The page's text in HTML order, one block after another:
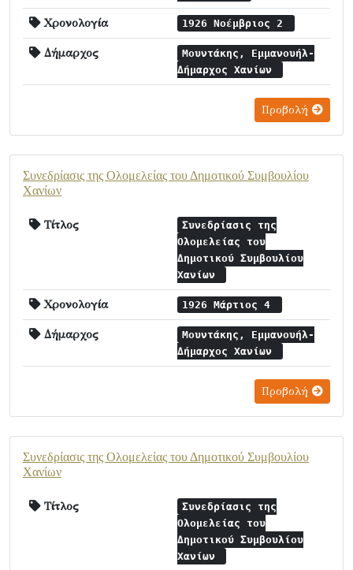
Χρονολογία 1926 Νοέμβριος 2
Δήμαρχος
Μουντάκης, Εμμανουήλ-
Δήμαρχος Χανίων
Προβολή
Συνεδρίασις της Ολομελείας του Δημοτικού Συμβουλίου
Χανίων
Τίτλος
Συνεδρίασις της
Ολομελείας του
Δημοτικού Συμβουλίου
Χανίων
Χρονολογία 1926 Μάρτιος 4
Δήμαρχος
Μουντάκης, Εμμανουήλ-
Δήμαρχος Χανίων
Προβολή
Συνεδρίασις της Ολομελείας του Δημοτικού Συμβουλίου
Χανίων
Τίτλος
Συνεδρίασις της
Ολομελείας του
Δημοτικού Συμβουλίου
Χανίων